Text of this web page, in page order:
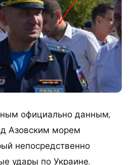
официально данным,
Азовским морем
непосредственно
удары по Украине.